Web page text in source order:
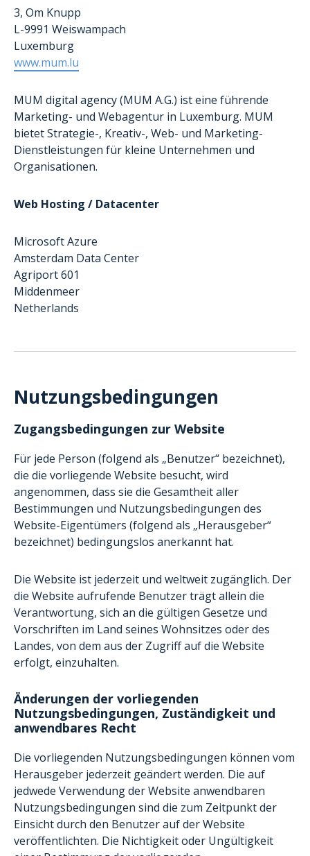
3, Om Knupp
L-9991 Weiswampach
Luxemburg
www.mum.lu
MUM digital agency (MUM A.G.) ist eine führende
Marketing- und Webagentur in Luxemburg. MUM
bietet Strategie-, Kreativ-, Web- und Marketing-
Dienstleistungen für kleine Unternehmen und
Organisationen.
Web Hosting / Datacenter
Microsoft Azure
Amsterdam Data Center
Agriport 601
Middenmeer
Netherlands
Nutzungsbedingungen
Zugangsbedingungen zur Website
Für jede Person (folgend als „Benutzer“ bezeichnet),
die die vorliegende Website besucht, wird
angenommen, dass sie die Gesamtheit aller
Bestimmungen und Nutzungsbedingungen des
Website-Eigentümers (folgend als „Herausgeber“
bezeichnet) bedingungslos anerkannt hat.
Die Website ist jederzeit und weltweit zugänglich. Der
die Website aufrufende Benutzer trägt allein die
Verantwortung, sich an die gültigen Gesetze und
Vorschriften im Land seines Wohnsitzes oder des
Landes, von dem aus der Zugriff auf die Website
erfolgt, einzuhalten.
Änderungen der vorliegenden
Nutzungsbedingungen, Zuständigkeit und
anwendbares Recht
Die vorliegenden Nutzungsbedingungen können vom
Herausgeber jederzeit geändert werden. Die auf
jedwede Verwendung der Website anwendbaren
Nutzungsbedingungen sind die zum Zeitpunkt der
Einsicht durch den Benutzer auf der Website
veröffentlichten. Die Nichtigkeit oder Ungültigkeit